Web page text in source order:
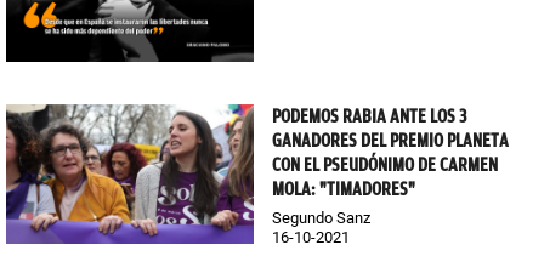
PODEMOS RABIA ANTE LOS 3
GANADORES DEL PREMIO PLANETA
CON EL PSEUDÓNIMO DE CARMEN
MOLA: "TIMADORES"
Segundo Sanz
16-10-2021